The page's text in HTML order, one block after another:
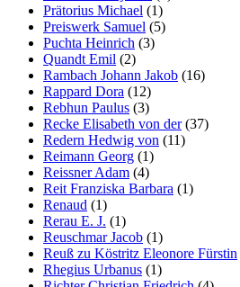
Prätorius Michael (1)
Preiswerk Samuel (5)
Puchta Heinrich (3)
Quandt Emil (2)
Rambach Johann Jakob (16)
Rappard Dora (12)
Rebhun Paulus (3)
Recke Elisabeth von der(37)
Redern Hedwig von (11)
Reimann Georg (1)
Reissner Adam (4)
Reit Franziska Barbara (1)
Renaud (1)
Rerau E. J. (1)
Reuschmar Jacob (1)
Reuß zu Köstritz Eleonore Fürstin
Rhegius Urbanus (1)